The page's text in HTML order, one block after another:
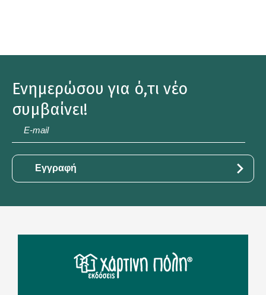
Ενημερώσου για ό,τι νέο
συμβαίνει!